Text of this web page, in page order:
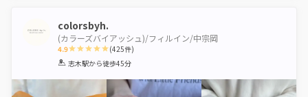
colorsbyh.
(カラーズバイアッシュ)/フィルイン/中宗岡
4.9
1 2 3 4 5
(425件)
志木駅から徒歩45分